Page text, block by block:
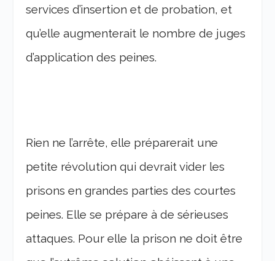
services d’insertion et de probation, et
qu’elle augmenterait le nombre de juges
d’application des peines.
Rien ne l’arrête, elle préparerait une
petite révolution qui devrait vider les
prisons en grandes parties des courtes
peines. Elle se prépare à de sérieuses
attaques. Pour elle la prison ne doit être